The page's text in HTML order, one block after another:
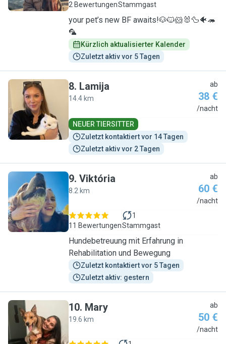
2 BewertungenStammgast
your pet’s new BF awaits!🐶🐱🐹🐰🦆🐠🦔
🦜
Kürzlich aktualisierter Kalender
Zuletzt aktiv vor 5 Tagen
L
8. Lamija
14.4 km
ab
38 €
/nacht
NEUER TIERSITTER
Zuletzt kontaktiert vor 14 Tagen
Zuletzt aktiv vor 2 Tagen
V
9. Viktória
8.2 km
ab
60 €
/nacht
11 Bewertungen
1
Stammgast
Hundebetreuung mit Erfahrung in
Rehabilitation und Bewegung
Zuletzt kontaktiert vor 5 Tagen
Zuletzt aktiv: gestern
M
10. Mary
19.6 km
ab
50 €
/nacht